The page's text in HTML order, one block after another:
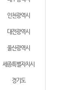
인천광역시
대전광역시
울산광역시
세종특별자치시
경기도